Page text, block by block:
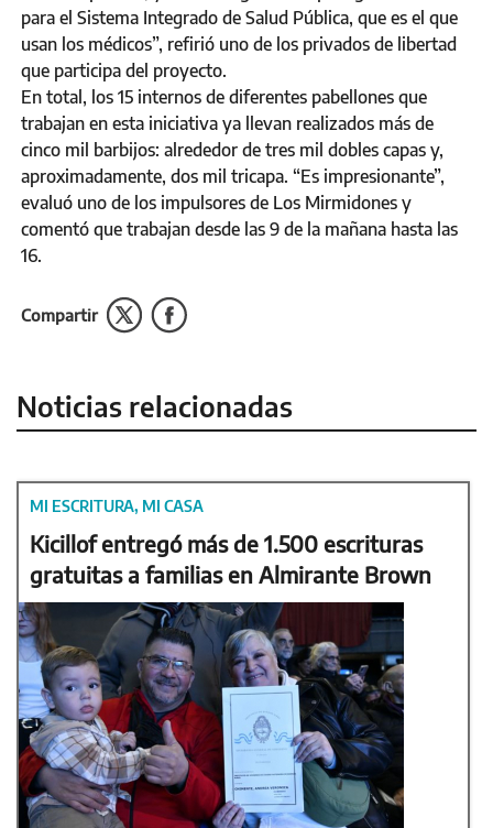
para el Sistema Integrado de Salud Pública, que es el que
usan los médicos”, refirió uno de los privados de libertad
que participa del proyecto.
En total, los 15 internos de diferentes pabellones que
trabajan en esta iniciativa ya llevan realizados más de
cinco mil barbijos: alrededor de tres mil dobles capas y,
aproximadamente, dos mil tricapa. “Es impresionante”,
evaluó uno de los impulsores de Los Mirmidones y
comentó que trabajan desde las 9 de la mañana hasta las
16.
Compartir
Noticias relacionadas
MI ESCRITURA, MI CASA
Kicillof entregó más de 1.500 escrituras
gratuitas a familias en Almirante Brown